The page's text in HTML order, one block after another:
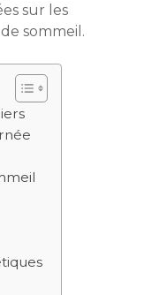
sur les
sommeil.